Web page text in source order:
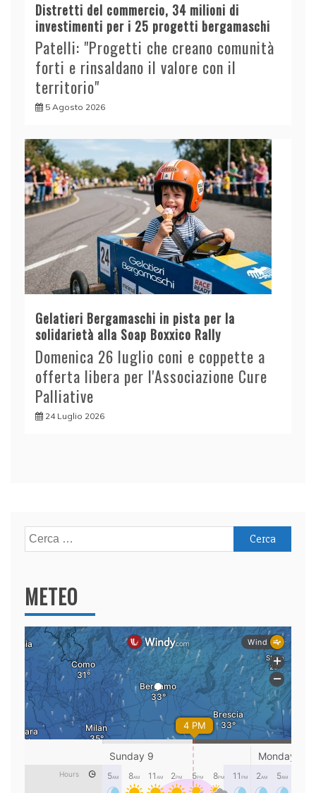
Distretti del commercio, 34 milioni di
investimenti per i 25 progetti bergamaschi
Patelli: "Progetti che creano comunità
forti e rinsaldano il valore con il
territorio"
5 Agosto 2026
Gelatieri Bergamaschi in pista per la
solidarietà alla Soap Boxxico Rally
Domenica 26 luglio coni e coppette a
offerta libera per l'Associazione Cure
Palliative
24 Luglio 2026
Ricerca
per:
METEO